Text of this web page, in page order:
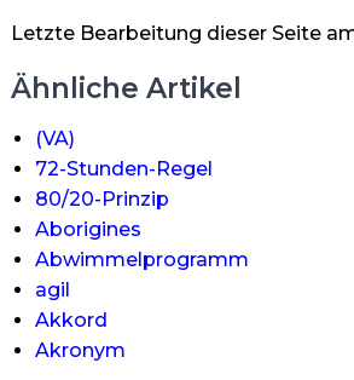
Letzte Bearbeitung dieser Seite am
Ähnliche Artikel
(VA)
72-Stunden-Regel
80/20-Prinzip
Aborigines
Abwimmelprogramm
agil
Akkord
Akronym